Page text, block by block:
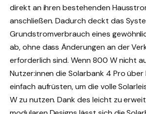
direkt an ihren bestehenden
anschließen. Dadurch deckt das
Grundstromverbrauch eines
ab, ohne dass Änderungen an der
erforderlich sind. Wenn 800 W nicht
Nutzer:innen die Solarbank 4 Pro über
einfach aufrüsten, um die volle
W zu nutzen. Dank des leicht zu